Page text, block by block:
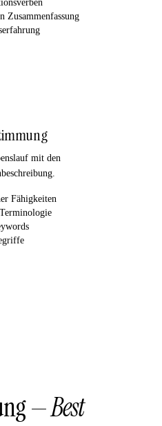
Zusammenfassung
mit den
Fähigkeiten
—Best